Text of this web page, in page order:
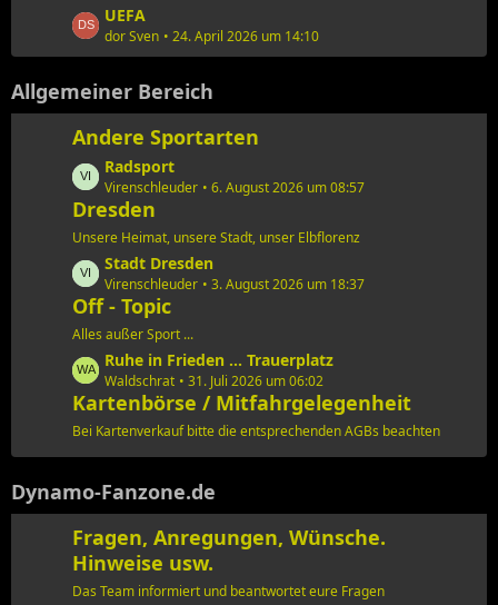
r
e
e
B
i
t
r
ä
g
e
L
e
t
t
e
B
e
i
t
r
ä
g
e
UEFA
dor Sven 24. April 2026 um 14:10
Allgemeiner Bereich
Andere Sportarten
L
e
t
z
e
B
i
t
r
ä
g
e
Radsport
Virenschleuder 6. August 2026 um 08:57
Dresden
Unsere Heimat, unsere Stadt, unser Elbflorenz
L
e
t
z
e
B
i
t
r
g
e
Stadt Dresden
Virenschleuder 3. August 2026 um 18:37
Off - Topic
Alles außer Sport ...
L
e
t
z
B
e
i
t
r
Ruhe in Frieden ... Trauerplatz
Waldschrat 31. Juli 2026 um 06:02
Kartenbörse / Mitfahrgelegenheit
Bei Kartenverkauf bitte die entsprechenden AGBs beachten
Dynamo-Fanzone.de
Fragen, Anregungen, Wünsche.
Hinweise usw.
Das Team informiert und beantwortet eure Fragen